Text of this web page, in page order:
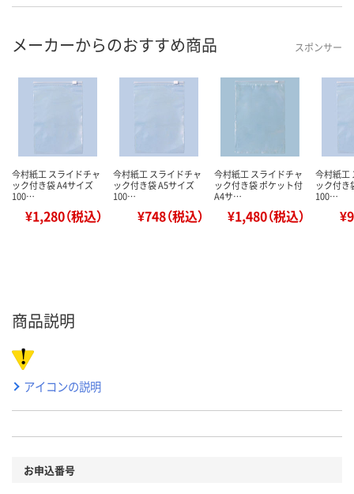
メーカーからのおすすめ商品 スポンサー
今村紙工 スライドチャ
ック付き袋 A4サイズ
100…
¥1,280（税込）
今村紙工 スライドチャ
ック付き袋 A5サイズ
100…
¥748（税込）
今村紙工 スライドチャ
ック付き袋 ポケット付
A4サ…
¥1,480（税込）
今村紙工
ック付き
100…
商品説明
アイコンの説明
お申込番号